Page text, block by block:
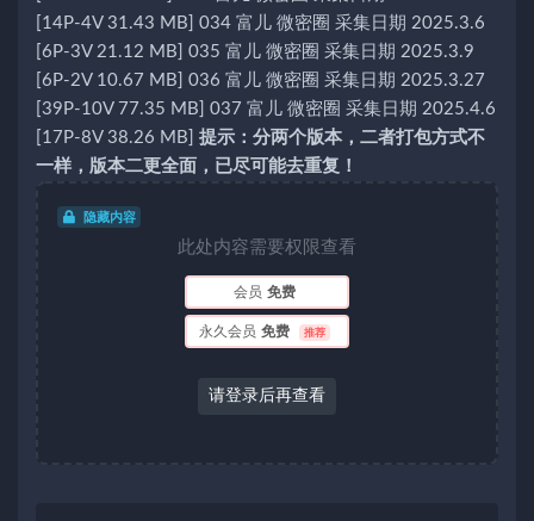
[14P-4V 31.43 MB] 034 富儿 微密圈 采集日期 2025.3.6
[6P-3V 21.12 MB] 035 富儿 微密圈 采集日期 2025.3.9
[6P-2V 10.67 MB] 036 富儿 微密圈 采集日期 2025.3.27
[39P-10V 77.35 MB] 037 富儿 微密圈 采集日期 2025.4.6
[17P-8V 38.26 MB] 提示：分两个版本，二者打包方式不
一样，版本二更全面，已尽可能去重复！
隐藏内容
此处内容需要权限查看
会员 免费
永久会员 免费 推荐
请登录后再查看